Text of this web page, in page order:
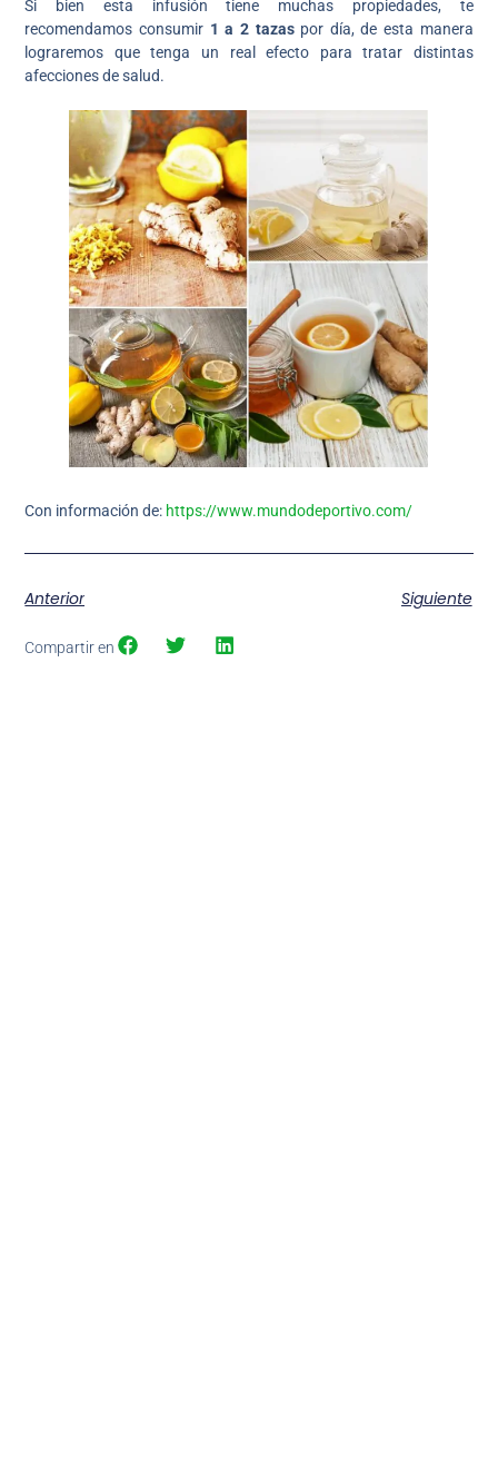
Si bien esta infusión tiene muchas propiedades, te
recomendamos consumir 1 a 2 tazas por día, de esta manera
lograremos que tenga un real efecto para tratar distintas
afecciones de salud.
Con información de: https://www.mundodeportivo.com/
Anterior Siguiente
Compartir en